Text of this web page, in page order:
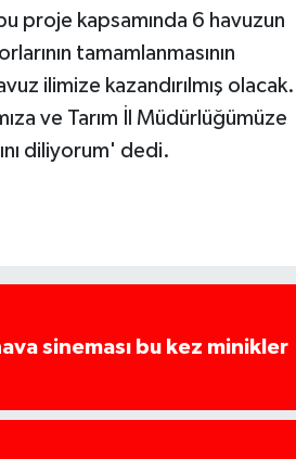
proje kapsamında 6 havuzun
tamamlanmasının
ilimize kazandırılmış olacak.
ve Tarım İl Müdürlüğümüze
diliyorum' dedi.
sineması bu kez minikler